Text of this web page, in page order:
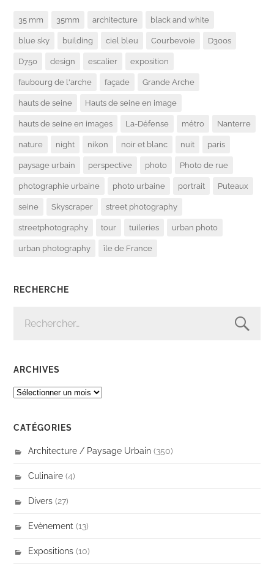
35 mm 35mm architecture black and white
blue sky building ciel bleu Courbevoie D300s
D750 design escalier exposition
faubourg de l'arche façade Grande Arche
hauts de seine Hauts de seine en image
hauts de seine en images La-Défense métro Nanterre
nature night nikon noir et blanc nuit paris
paysage urbain perspective photo Photo de rue
photographie urbaine photo urbaine portrait Puteaux
seine Skyscraper street photography
streetphotography tour tuileries urban photo
urban photography île de France
RECHERCHE
ARCHIVES
ARCHIVES
CATÉGORIES
Architecture / Paysage Urbain (350)
Culinaire (4)
Divers (27)
Evènement (13)
Expositions (10)